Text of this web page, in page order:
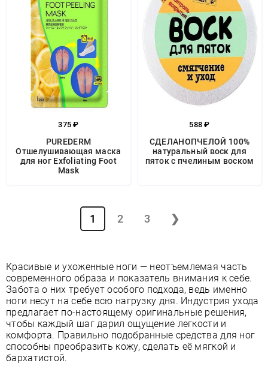
375 ₽
PUREDERM
Отшелушивающая маска
для ног Exfoliating Foot
Mask
588 ₽
СДЕЛАНОПЧЕЛОЙ 100%
натуральный воск для
пяток с пчелиным воском
1 2 3 ❯
Красивые и ухоженные ноги — неотъемлемая часть
современного образа и показатель внимания к себе.
Забота о них требует особого подхода, ведь именно
ноги несут на себе всю нагрузку дня. Индустрия ухода
предлагает по-настоящему оригинальные решения,
чтобы каждый шаг дарил ощущение легкости и
комфорта. Правильно подобранные средства для ног
способны преобразить кожу, сделать её мягкой и
бархатистой.